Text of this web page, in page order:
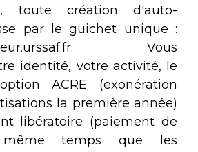
toute création d'auto-
par le guichet unique :
Vous
identité, votre activité, le
ACRE (exonération
la première année)
libératoire (paiement de
temps que les